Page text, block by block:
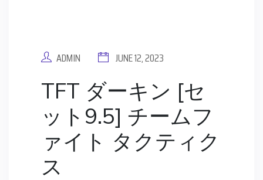
ADMIN JUNE 12, 2023
TFT ダーキン [セ
ット9.5] チームフ
ァイト タクティク
ス